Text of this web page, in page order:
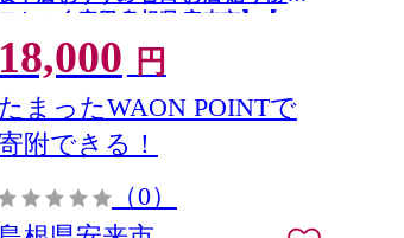
フト ご自宅用 島根県 安来市】【18-
YF-46】
18,000 円
たまったWAON POINTで
附できる！
（0）